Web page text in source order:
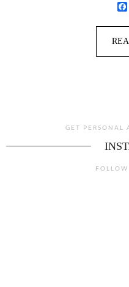
GET PERSONAL
FOLLOW